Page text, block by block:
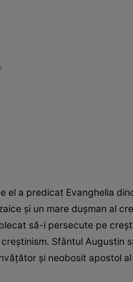
el a predicat Evanghelia
şi un mare duşman al
să-i persecute pe
Sfântul Augustin
şi neobosit apostol al